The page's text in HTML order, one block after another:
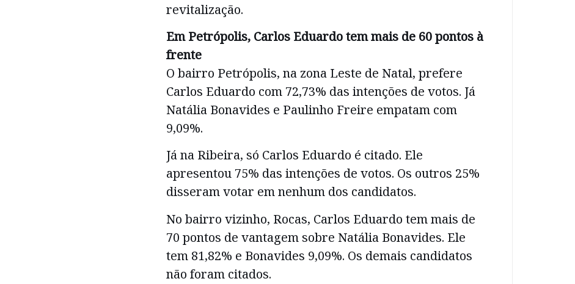
revitalização.
Em Petrópolis, Carlos Eduardo tem mais de 60 pontos à
frente
O bairro Petrópolis, na zona Leste de Natal, prefere
Carlos Eduardo com 72,73% das intenções de votos. Já
Natália Bonavides e Paulinho Freire empatam com
9,09%.
Já na Ribeira, só Carlos Eduardo é citado. Ele
apresentou 75% das intenções de votos. Os outros 25%
disseram votar em nenhum dos candidatos.
No bairro vizinho, Rocas, Carlos Eduardo tem mais de
70 pontos de vantagem sobre Natália Bonavides. Ele
tem 81,82% e Bonavides 9,09%. Os demais candidatos
não foram citados.